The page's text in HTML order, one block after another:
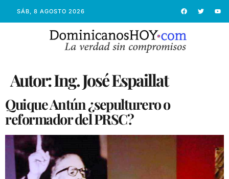
SÁB, 8 AGOSTO 2026
Autor:Ing. José Espaillat
Quique Antún ¿sepulturero o
reformador del PRSC?